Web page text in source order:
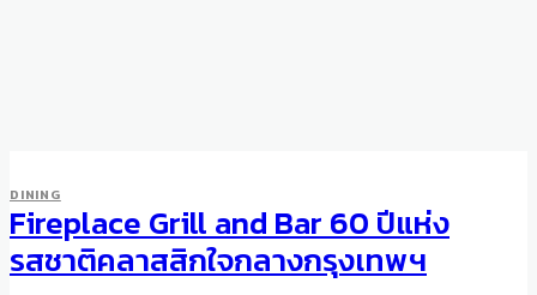
DINING
Fireplace Grill and Bar 60 ปีแห่ง
รสชาติคลาสสิกใจกลางกรุงเทพฯ